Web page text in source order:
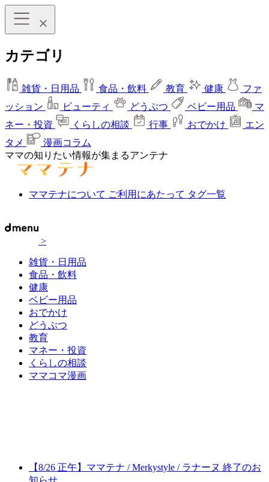
カテゴリ
雑貨・日用品 食品・飲料 教育 健康
ファ
ッション
ビューティ どうぶつ ベビー用品
マ
ネー・投資
くらしの相談 行事 おでかけ
エン
タメ
漫画コラム
ママの知りたい情報が集まるアンテナ
ママテナについて ご利用にあたって タグ一覧
>
雑貨・日用品
食品・飲料
健康
ベビー用品
おでかけ
どうぶつ
教育
マネー・投資
くらしの相談
ママコマ漫画
【8/26 正午】ママテナ / Merkystyle / ラナーヌ 終了のお
知らせ